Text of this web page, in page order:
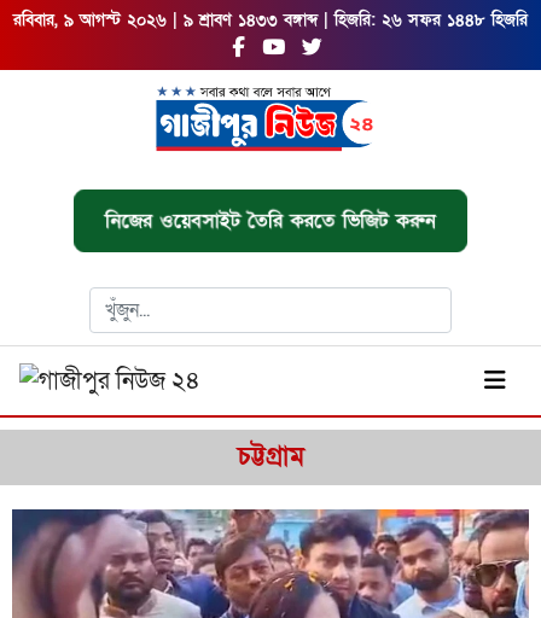
রবিবার, ৯ আগস্ট ২০২৬ | ৯ শ্রাবণ ১৪৩৩ বঙ্গাব্দ | হিজরি: ২৬ সফর ১৪৪৮ হিজরি
নিজের ওয়েবসাইট তৈরি করতে ভিজিট করুন
চট্টগ্রাম